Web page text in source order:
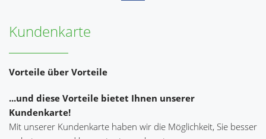
Kundenkarte
Vorteile über Vorteile
...und diese Vorteile bietet Ihnen unserer
Kundenkarte!
Mit unserer Kundenkarte haben wir die Möglichkeit, Sie besser